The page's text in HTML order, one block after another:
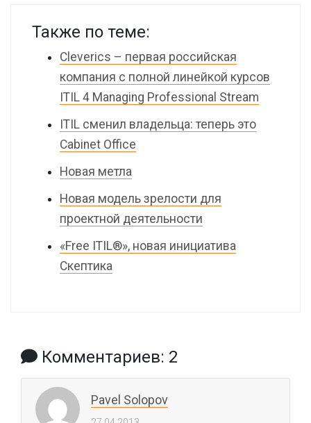
Также по теме:
Cleverics – первая российская
компания с полной линейкой курсов
ITIL 4 Managing Professional Stream
ITIL сменил владельца: теперь это
Cabinet Office
Новая метла
Новая модель зрелости для
проектной деятельности
«Free ITIL®», новая инициатива
Скептика
Комментариев: 2
Pavel Solopov